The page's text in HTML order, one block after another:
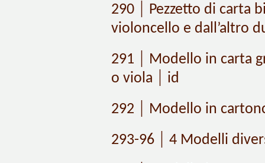
290 │ Pezzetto di carta
violoncello e dall’altro
291 │ Modello in carta
o viola │ id
292 │ Modello in
293-96 │ 4 Modelli